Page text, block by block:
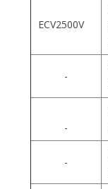
ECV2500V
-
-
-